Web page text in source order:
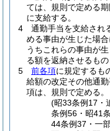
ては、規則で定める
に支給する。
4
通勤手当を支給され
める事由が生じた場
うちこれらの事由が
る額を返納させるもの
5
前各項に規定するも
給額の改定その他通
項は、規則で定める。
(昭33条例17・
条例56・昭41
44条例37・一